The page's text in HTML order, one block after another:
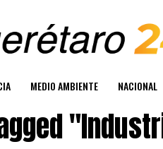
MEDIO AMBIENTE NACIONAL